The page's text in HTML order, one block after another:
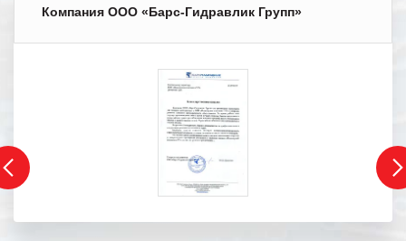
Компания ООО «Барс-Гидравлик Групп»